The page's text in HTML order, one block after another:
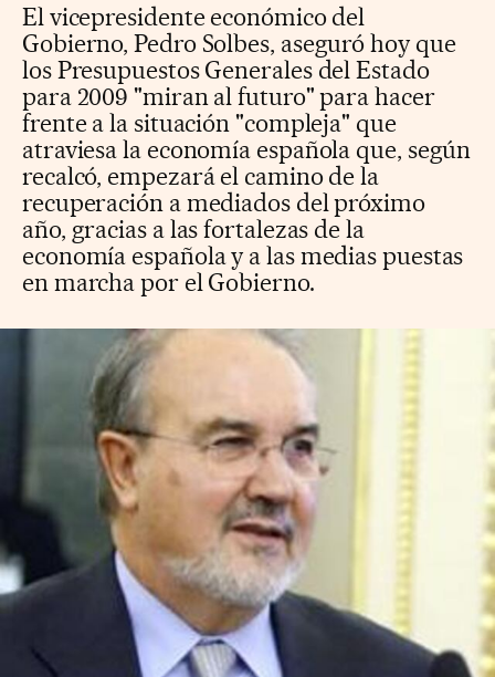
El vicepresidente económico del
Gobierno, Pedro Solbes, aseguró hoy que
los Presupuestos Generales del Estado
para 2009 "miran al futuro" para hacer
frente a la situación "compleja" que
atraviesa la economía española que, según
recalcó, empezará el camino de la
recuperación a mediados del próximo
año, gracias a las fortalezas de la
economía española y a las medias puestas
en marcha por el Gobierno.